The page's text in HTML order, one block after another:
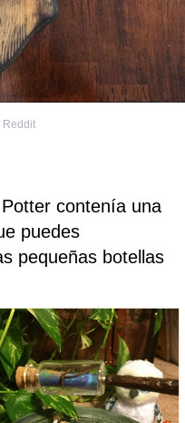
Reddit
contenía una
puedes
pequeñas botellas